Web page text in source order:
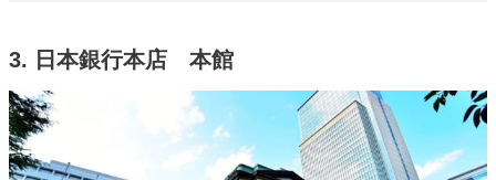
3. 日本銀行本店 本館